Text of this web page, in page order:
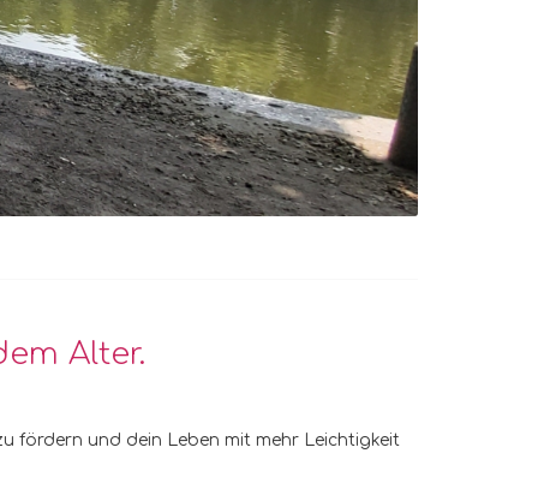
Alter.
fördern und dein Leben mit mehr Leichtigkeit